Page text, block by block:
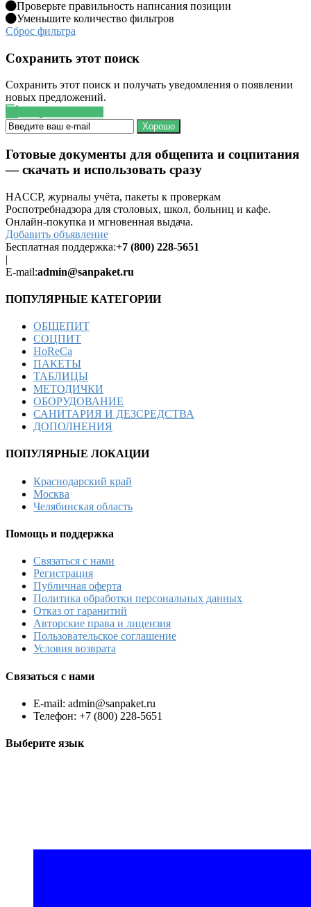
Проверьте правильность написания позиции
Уменьшите количество фильтров
Сброс фильтра
Сохранить этот поиск
Сохранить этот поиск и получать уведомления о появлении
новых предложений.
Хорошо
Готовые документы для общепита и соцпитания
— скачать и использовать сразу
HACCP, журналы учёта, пакеты к проверкам
Роспотребнадзора для столовых, школ, больниц и кафе.
Онлайн-покупка и мгновенная выдача.
Добавить объявление
Бесплатная поддержка:+7 (800) 228-5651
|
E-mail:admin@sanpaket.ru
ПОПУЛЯРНЫЕ КАТЕГОРИИ
ОБЩЕПИТ
СОЦПИТ
HoReCa
ПАКЕТЫ
ТАБЛИЦЫ
МЕТОДИЧКИ
ОБОРУДОВАНИЕ
САНИТАРИЯ И ДЕЗСРЕДСТВА
ДОПОЛНЕНИЯ
ПОПУЛЯРНЫЕ ЛОКАЦИИ
Краснодарский край
Москва
Челябинская область
Помощь и поддержка
Связаться с нами
Регистрация
Публичная оферта
Политика обработки персональных данных
Отказ от гаранитий
Авторские права и лицензия
Пользовательское соглашение
Условия возврата
Связаться с нами
E-mail: admin@sanpaket.ru
Телефон: +7 (800) 228-5651
Выберите язык